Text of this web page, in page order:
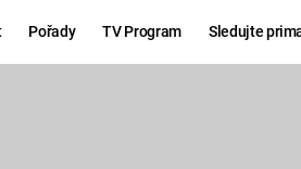
Pořady TV Program Sledujte